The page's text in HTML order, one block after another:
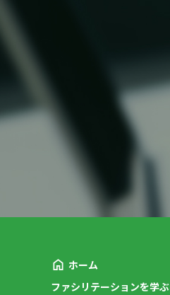
ホーム
ファシリテーションを学ぶ